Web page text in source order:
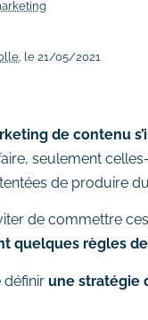
payant (SEA)
, le 21/05/2021
de contenu
seulement
de produire
de commettre
quelques règles
définir une stratégie